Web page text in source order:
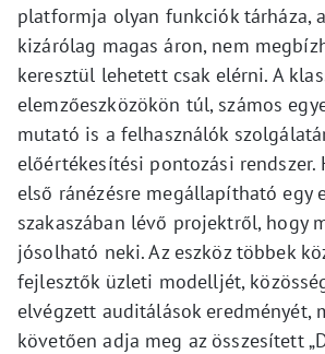
platformja olyan funkciók tárháza,
kizárólag magas áron, nem
keresztül lehetett csak elérni. A
elemzőeszközökön túl, számos
mutató is a felhasználók
előértékesítési pontozási rendszer.
első ránézésre megállapítható egy
szakaszában lévő projektről, hogy
jósolható neki. Az eszköz többek
fejlesztők üzleti modelljét,
elvégzett auditálások eredményét,
követően adja meg az összesített